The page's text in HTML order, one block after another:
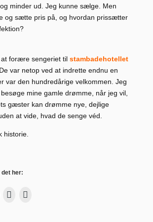
minder ud. Jeg kunne sælge. Men
og sætte pris på, og hvordan prissætter
forære sengeriet til stambadehotellet
var netop ved at indrette endnu en
var den hundredårige velkommen. Jeg
mine gamle drømme, når jeg vil,
gæster kan drømme nye, dejlige
at vide, hvad de senge véd.
historie.
det her: